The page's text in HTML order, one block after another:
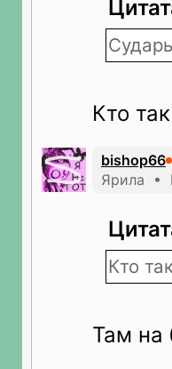
Кто
bishop66
Ярила •
Кто
Там на